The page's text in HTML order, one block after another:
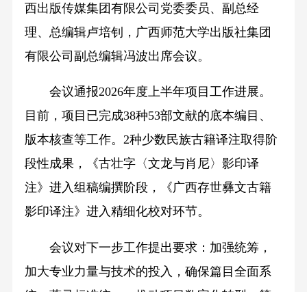
西出版传媒集团有限公司党委委员、副总经
理、总编辑卢培钊，广西师范大学出版社集团
有限公司副总编辑冯波出席会议。
会议通报2026年度上半年项目工作进展。
目前，项目已完成38种53部文献的底本编目、
版本核查等工作。2种少数民族古籍译注取得阶
段性成果，《古壮字〈文龙与肖尼〉影印译
注》进入组稿编撰阶段，《广西存世彝文古籍
影印译注》进入精细化校对环节。
会议对下一步工作提出要求：加强统筹，
加大专业力量与技术的投入，确保篇目全面系